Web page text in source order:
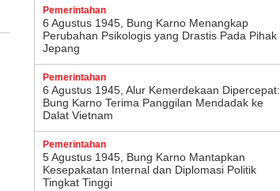
Pemerintahan
6 Agustus 1945, Bung Karno Menangkap
Perubahan Psikologis yang Drastis Pada Pihak
Jepang
Pemerintahan
6 Agustus 1945, Alur Kemerdekaan Dipercepat:
Bung Karno Terima Panggilan Mendadak ke
Dalat Vietnam
Pemerintahan
5 Agustus 1945, Bung Karno Mantapkan
Kesepakatan Internal dan Diplomasi Politik
Tingkat Tinggi